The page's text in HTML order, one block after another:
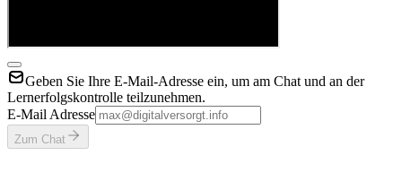
Geben Sie Ihre E-Mail-Adresse ein, um am Chat und an der
Lernerfolgskontrolle teilzunehmen.
E-Mail Adresse
Zum Chat